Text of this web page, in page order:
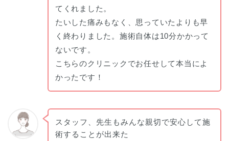
てくれました。
たいした痛みもなく、思っていたよりも早
く終わりました。施術自体は10分かかって
ないです。
こちらのクリニックでお任せして本当によ
かったです！
スタッフ、先生もみんな親切で安心して施
術することが出来た